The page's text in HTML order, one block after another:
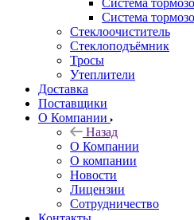
Система
Система
Стеклоочиститель
Стеклоподъёмник
Тросы
Утеплители
Доставка
Поставщики
О Компании
Назад
О Компании
О компании
Новости
Лицензии
Сотрудничество